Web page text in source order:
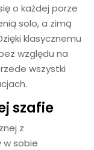
o każdej porze
solo, a zimą
klasycznemu
względu na
wszystki
szafie
z
w sobie